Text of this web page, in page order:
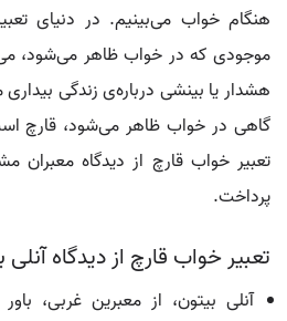
هنگام خواب می‌بینیم. در دنیای
موجودی که در خواب ظاهر می‌شود،
هشدار یا بینشی درباره‌ی زندگی
گاهی در خواب ظاهر می‌شود، قارچ
تعبیر خواب قارچ از دیدگاه معبران
پرداخت.
تعبیر خواب قارچ از دیدگاه آنلی
آنلی بیتون، از معبرین غربی،